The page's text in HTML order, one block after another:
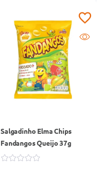
Salgadinho Elma Chips
Fandangos Queijo 37g